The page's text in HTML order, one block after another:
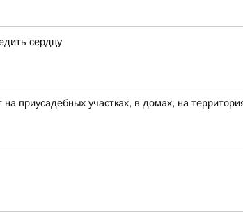
сердцу
приусадебных участках, в домах, на